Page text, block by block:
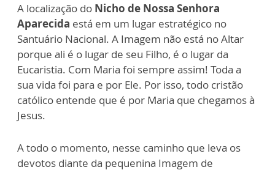
A localização do Nicho de Nossa Senhora
Aparecida está em um lugar estratégico no
Santuário Nacional. A Imagem não está no Altar
porque ali é o lugar de seu Filho, é o lugar da
Eucaristia. Com Maria foi sempre assim! Toda a
sua vida foi para e por Ele. Por isso, todo cristão
católico entende que é por Maria que chegamos à
Jesus.
A todo o momento, nesse caminho que leva os
devotos diante da pequenina Imagem de